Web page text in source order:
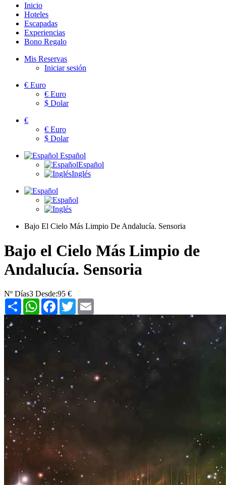
Inicio
Hoteles
Escapadas
Experiencias
Bono Regalo
Mis Reservas
Iniciar sesión
€ Euro
€ Euro
$ Dolar
€
€ Euro
$ Dolar
Español
Español
Inglés
Bajo El Cielo Más Limpio De Andalucía. Sensoria
Bajo el Cielo Más Limpio de
Andalucía. Sensoria
Nº Días3 Desde:95 €
Share WhatsAppFacebook
Twitter